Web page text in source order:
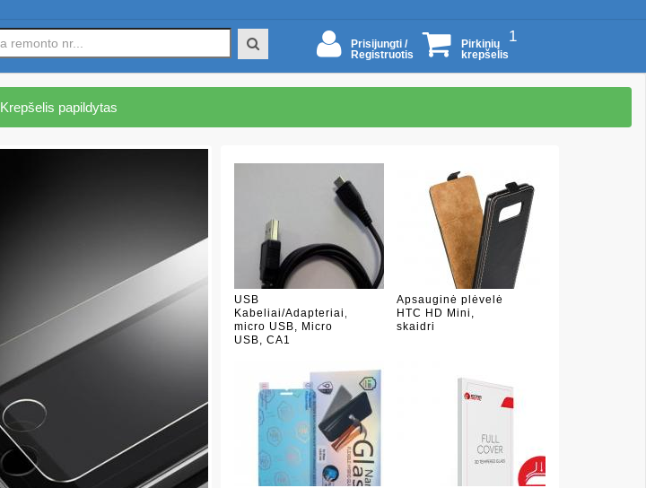
Prisijungti /
Registruotis
1
Pirkinių
krepšelis
Krepšelis papildytas
USB
Kabeliai/Adapteriai,
micro USB, Micro
USB, CA1
Apsauginė plėvelė
HTC HD Mini,
skaidri